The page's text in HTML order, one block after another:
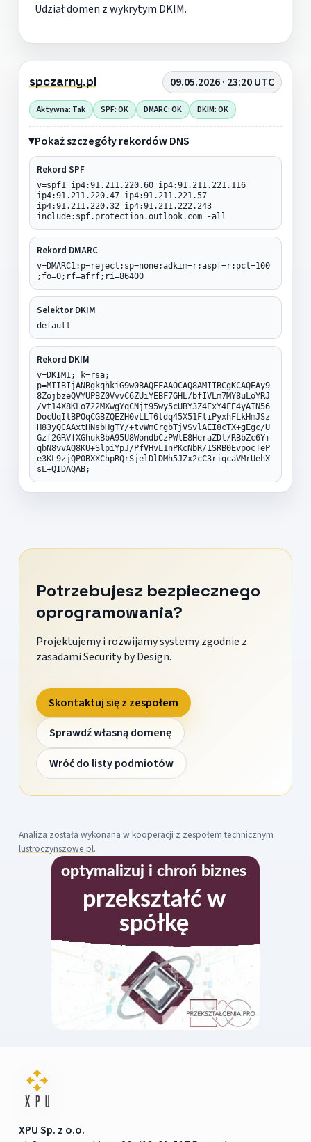
Udział domen z wykrytym DKIM.
spczarny.pl 09.05.2026 · 23:20 UTC
Aktywna: Tak SPF: OK DMARC: OK DKIM: OK
Pokaż szczegóły rekordów DNS
Rekord SPF
v=spf1 ip4:91.211.220.60 ip4:91.211.221.116
ip4:91.211.220.47 ip4:91.211.221.57
ip4:91.211.220.32 ip4:91.211.222.243
include:spf.protection.outlook.com -all
Rekord DMARC
v=DMARC1;p=reject;sp=none;adkim=r;aspf=r;pct=100
;fo=0;rf=afrf;ri=86400
Selektor DKIM
default
Rekord DKIM
v=DKIM1; k=rsa;
p=MIIBIjANBgkqhkiG9w0BAQEFAAOCAQ8AMIIBCgKCAQEAy9
8ZojbzeQVYUPBZ0VvvC6ZUiYEBF7GHL/bfIVLm7MY8uLoYRJ
/vt14X8KLo722MXwgYqCNjt95wy5cUBY3Z4ExY4FE4yAIN56
DocUqItBPOqCGBZQEZH0vLLT6tdq45X51FliPyxhFLkHmJSz
H83yQCAAxtHNsbHgTY/+tvWmCrgbTjVSvlAEI8cTX+gEgc/U
Gzf2GRVfXGhukBbA95U8WondbCzPWlE8HeraZDt/RBbZc6Y+
qbN8vvAQ8KU+SlpiYpJ/PfVHvL1nPKcNbR/1SRB0EvpocTeP
e3KL9zjQP0BXXChpRQrSjelDlDMh5JZx2cC3riqcaVMrUehX
sL+QIDAQAB;
Potrzebujesz bezpiecznego
oprogramowania?
Projektujemy i rozwijamy systemy zgodnie z
zasadami Security by Design.
Skontaktuj się z zespołem
Sprawdź własną domenę
Wróć do listy podmiotów
Analiza została wykonana w kooperacji z zespołem technicznym
lustroczynszowe.pl.
XPU Sp. z o.o.